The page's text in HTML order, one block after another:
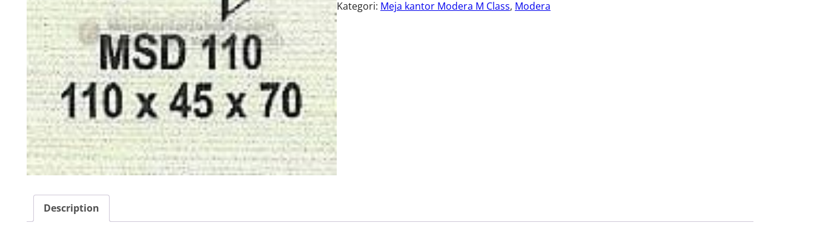
Kategori: Meja kantor Modera M Class, Modera
Description